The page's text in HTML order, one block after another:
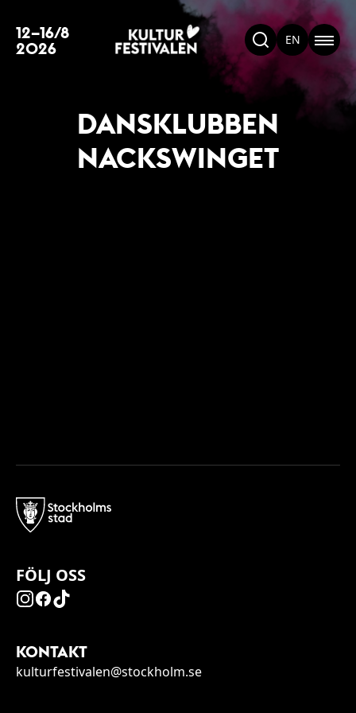
12–16/8
2026 EN
DANSKLUBBEN
NACKSWINGET
FÖLJ OSS
KONTAKT
kulturfestivalen@stockholm.se